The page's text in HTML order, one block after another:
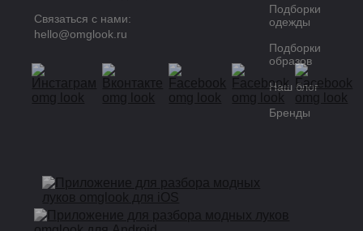
Связаться с нами:
hello@omglook.ru
Подборки
одежды
Подборки
образов
Наш блог
Бренды